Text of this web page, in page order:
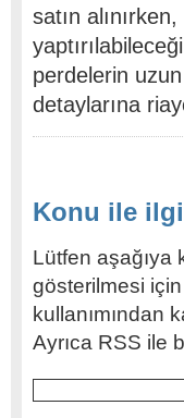
satın
perdelerin
detaylarına
Konu ile
Lütfen aşağıya
gösterilmesi
kullanımından
Ayrıca RSS ile